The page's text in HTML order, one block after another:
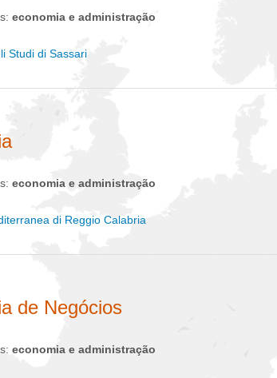
economia e administração
Studi di Sassari
economia e administração
di Reggio Calabria
de Negócios
economia e administração